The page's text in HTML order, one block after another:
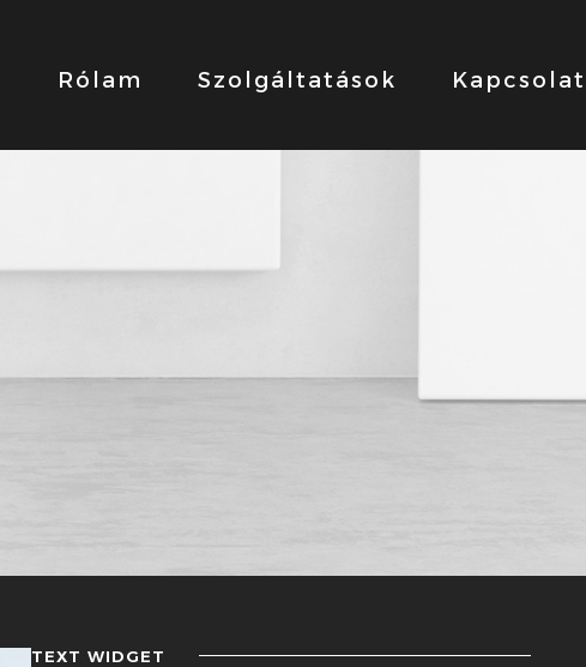
Rólam Szolgáltatások Kapcsolat
TEXT WIDGET